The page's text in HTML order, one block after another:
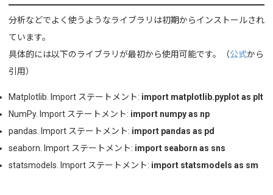
分析などでよく使うようなライブラリは初期からインストールされ
ています。
具体的には以下のライブラリが最初から使用可能です。（公式から
引用）
Matplotlib. Import ステートメント: import matplotlib.pyplot as plt
NumPy. Import ステートメント: import numpy as np
pandas. Import ステートメント: import pandas as pd
seaborn. Import ステートメント: import seaborn as sns
statsmodels. Import ステートメント: import statsmodels as sm